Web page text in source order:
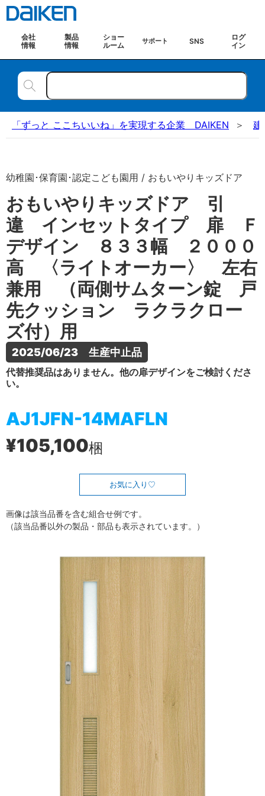
会社
情報
製品
情報
ショー
ルーム
サポート SNS
ログ
イン
「ずっと ここちいいね」を実現する企業 DAIKEN 建
幼稚園･保育園･認定こども園用 / おもいやりキッズドア
おもいやりキッズドア 引
違 インセットタイプ 扉 Ｆ
デザイン ８３３幅 ２０００
高 〈ライトオーカー〉 左右
兼用 （両側サムターン錠 戸
先クッション ラクラクロー
ズ付）用
2025/06/23　生産中止品
代替推奨品はありません。他の扉デザインをご検討くださ
い。
AJ1JFN-14MAFLN
¥105,100梱
お気に入り
画像は該当品番を含む組合せ例です。
（該当品番以外の製品・部品も表示されています。）